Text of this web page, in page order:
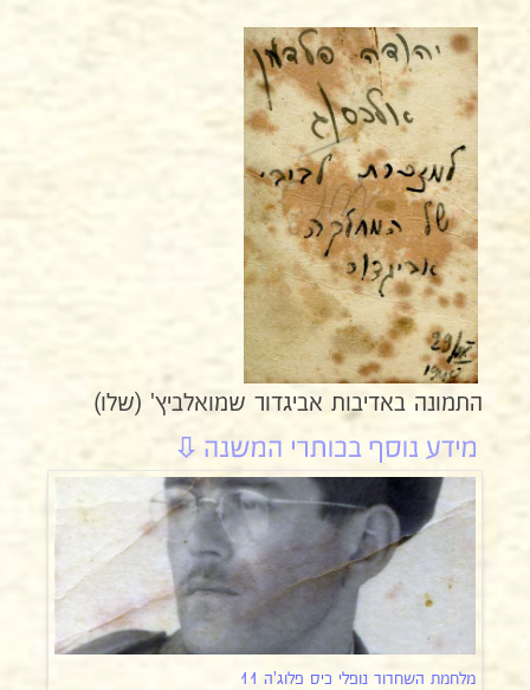
התמונה באדיבות אביגדור שמואלביץ' (שלו)
מלחמת השחרור נופלי כיס פלוג'ה 11